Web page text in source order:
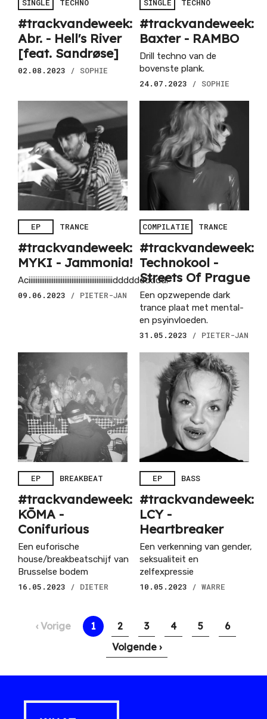
SINGLE TECHNO
#trackvandeweek:
Abr. - Hell's River
[feat. Sandr​ø​se]
02.08.2023 / SOPHIE
SINGLE TECHNO
#trackvandeweek:
Baxter - RAMBO
Drill techno van de
bovenste plank.
24.07.2023
/ SOPHIE
EP TRANCE
#trackvandeweek:
MYKI - Jammonia!
Aciiiiiiiiiiiiiiiiiiiiiiiiiiiiiiiiiiiiiiiiiiiiiiidddddddddd.
09.06.2023
/ PIETER-JAN
COMPILATIE TRANCE
#trackvandeweek:
Technokool -
Streets Of Prague
Een opzwepende dark
trance plaat met mental-
en psyinvloeden.
31.05.2023
/ PIETER-JAN
EP BREAKBEAT
#trackvandeweek:
KŌMA -
Conifurious
Een euforische
house/breakbeatschijf van
Brusselse bodem
16.05.2023
/ DIETER
EP BASS
#trackvandeweek:
LCY -
Heartbreaker
Een verkenning van gender,
seksualiteit en
zelfexpressie
10.05.2023
/ WARRE
Paginering
Vorige
‹ Vorige
Huidige
pagina
1 Pagina
2 Pagina
3 Pagina
4 Pagina
5 Pagina
6
Volgende
Volgende ›